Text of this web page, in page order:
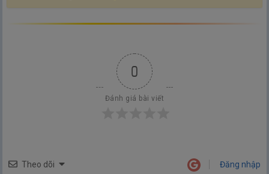
0
Đánh giá bài viết
Theo dõi Đăng nhập